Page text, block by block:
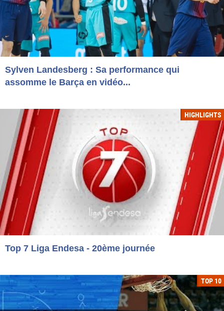
Sylven Landesberg : Sa performance qui
assomme le Barça en vidéo...
HIGHLIGHTS
Top 7 Liga Endesa - 20ème journée
TOP 10